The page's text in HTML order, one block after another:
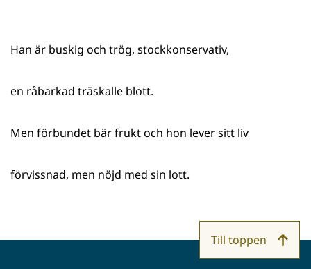
Han är buskig och trög, stockkonservativ,
en råbarkad träskalle blott.
Men förbundet bär frukt och hon lever sitt liv
förvissnad, men nöjd med sin lott.
Till toppen